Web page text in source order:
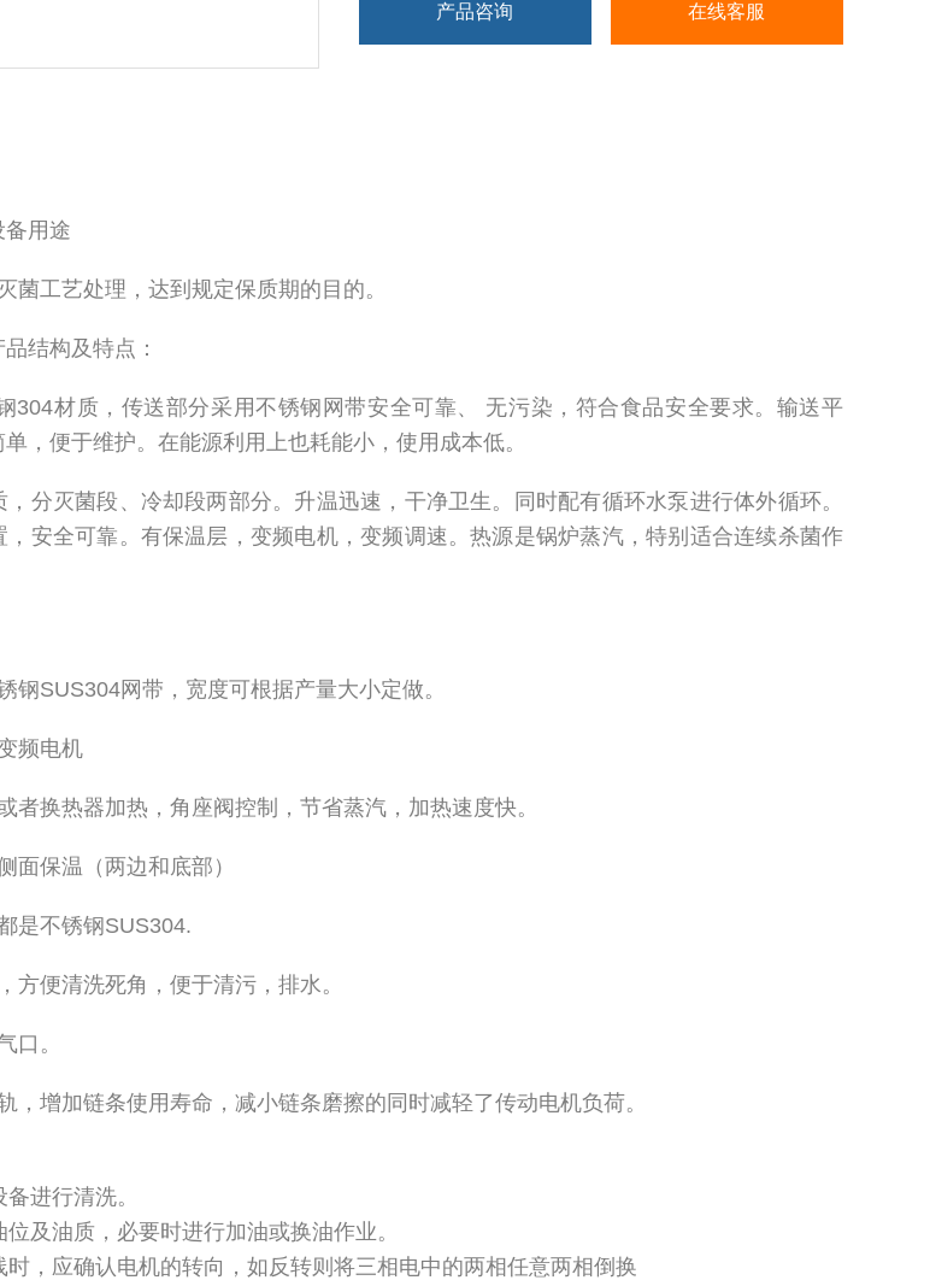
产品咨询 在线客服
备用途
菌工艺处理，达到规定保质期的目的。
品结构及特点：
材质，传送部分采用不锈钢网带安全可靠、 无污染，符合食品安全要求。输送平
，便于维护。在能源利用上也耗能小，使用成本低。
分灭菌段、冷却段两部分。升温迅速，干净卫生。同时配有循环水泵进行体外循环。
，安全可靠。有保温层，变频电机，变频调速。热源是锅炉蒸汽，特别适合连续杀菌作
钢SUS304网带，宽度可根据产量大小定做。
频电机
者换热器加热，角座阀控制，节省蒸汽，加热速度快。
面保温（两边和底部）
是不锈钢SUS304.
方便清洗死角，便于清污，排水。
口。
，增加链条使用寿命，减小链条磨擦的同时减轻了传动电机负荷。
进行清洗。
及油质，必要时进行加油或换油作业。
，应确认电机的转向，如反转则将三相电中的两相任意两相倒换